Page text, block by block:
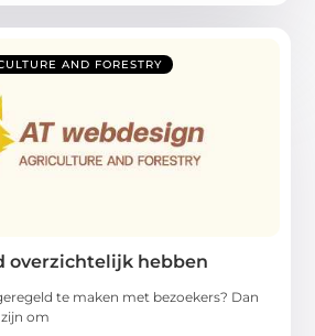
AND FORESTRY
overzichtelijk hebben
te maken met bezoekers? Dan
om